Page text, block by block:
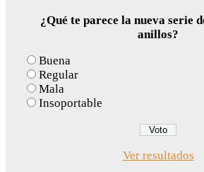
¿Qué te parece la nueva serie
anillos?
Buena
Regular
Mala
Insoportable
Ver resultados